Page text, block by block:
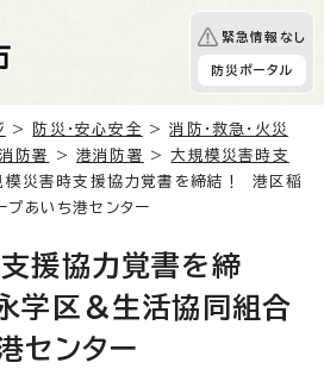
緊急情報なし
防災ポータル
> 防災・安心安全 >消防・救急・火災
消防署 >港消防署 >大規模災害時支
災害時支援協力覚書を締結！ 港区稲
あいち港センター
援協力覚書を締
学区＆生活協同組合
センター